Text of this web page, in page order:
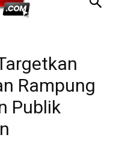
Rampung
Publik